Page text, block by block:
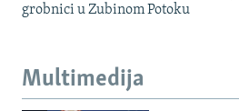
grobnici u Zubinom Potoku
Multimedija